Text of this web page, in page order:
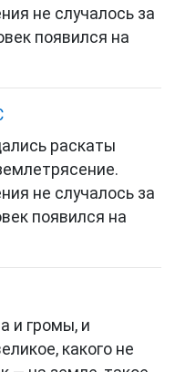
не случалось за
появился на
раскаты
не случалось за
появился на
и громы, и
какого не